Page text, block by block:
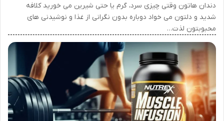
دندان هاتون وقتی چیزی سرد، گرم یا حتی شیرین می خورید کلافه
شدید و دلتون می خواد دوباره بدون نگرانی از غذا و نوشیدنی های
محبوبتون لذت…